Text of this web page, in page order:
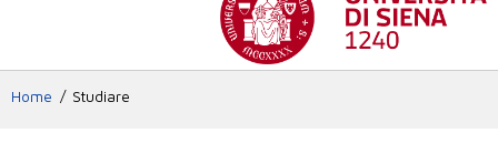
Home Studiare